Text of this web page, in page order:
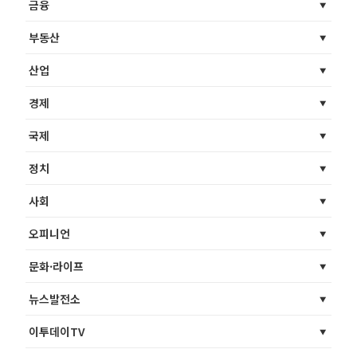
금융
부동산
산업
경제
국제
정치
사회
오피니언
문화·라이프
뉴스발전소
이투데이TV